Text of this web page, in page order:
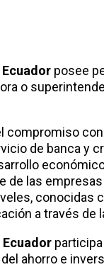
posee
o
compromiso con
de banca y
de las
conocidas
a través de
Ecuador
ahorro e